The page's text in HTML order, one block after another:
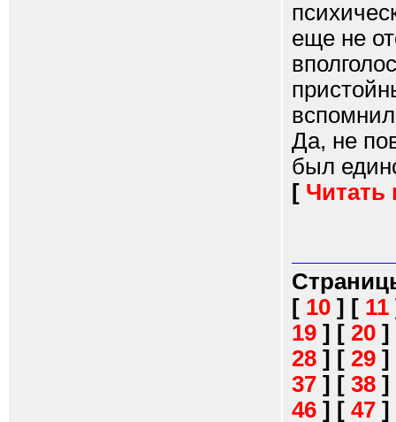
еще не
Да, не
был
[ Читать
[ 10 ] [ 11
19 ] [ 20 ]
28 ] [ 29 ]
37 ] [ 38 ]
46 ] [ 47 ]